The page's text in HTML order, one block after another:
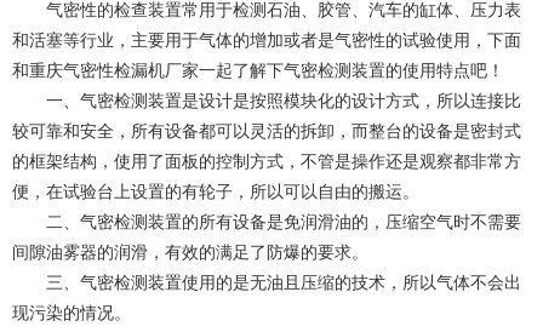
气密性的检查装置常用于检测石油、胶管、汽车的缸体、压力表
和活塞等行业，主要用于气体的增加或者是气密性的试验使用，下面
和重庆气密性检漏机厂家一起了解下气密检测装置的使用特点吧！
一、气密检测装置是设计是按照模块化的设计方式，所以连接比
较可靠和安全，所有设备都可以灵活的拆卸，而整台的设备是密封式
的框架结构，使用了面板的控制方式，不管是操作还是观察都非常方
便，在试验台上设置的有轮子，所以可以自由的搬运。
二、气密检测装置的所有设备是免润滑油的，压缩空气时不需要
间隙油雾器的润滑，有效的满足了防爆的要求。
三、气密检测装置使用的是无油且压缩的技术，所以气体不会出
现污染的情况。